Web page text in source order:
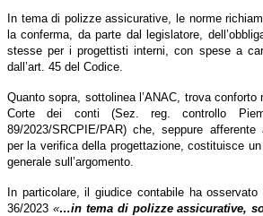
In tema di polizze assicurative, le norme
la conferma, da parte dal legislatore,
stesse per i progettisti interni, con spese a
dall’art. 45 del Codice.
Quanto sopra, sottolinea l’ANAC, trova conforto
Corte dei conti (Sez. reg. controllo
89/2023/SRCPIE/PAR) che, seppure
per la verifica della progettazione, costituisce
generale sull’argomento.
In particolare, il giudice contabile ha osservato
36/2023 «…in tema di polizze assicurative,